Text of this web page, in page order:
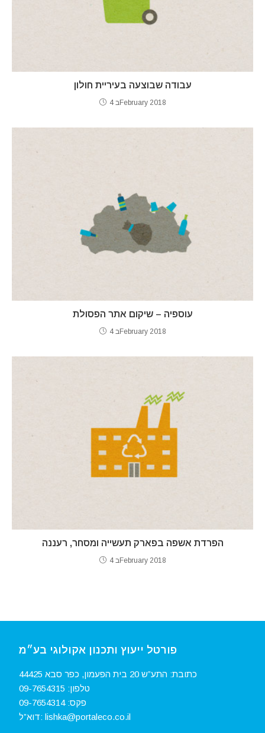
עבודה שבוצעה בעיריית חולון
4 בFebruary 2018
עוספיה – שיקום אתר הפסולת
4 בFebruary 2018
הפרדת אשפה בפארק תעשייה ומסחר, רעננה
4 בFebruary 2018
פורטל ייעוץ ותכנון אקולוגי בע״מ
כתובת: התע”ש 20 בית הפעמון, כפר סבא 44425
טלפון: 09-7654315‏
פקס:09-7654314
דוא”ל:lishka@portaleco.co.il